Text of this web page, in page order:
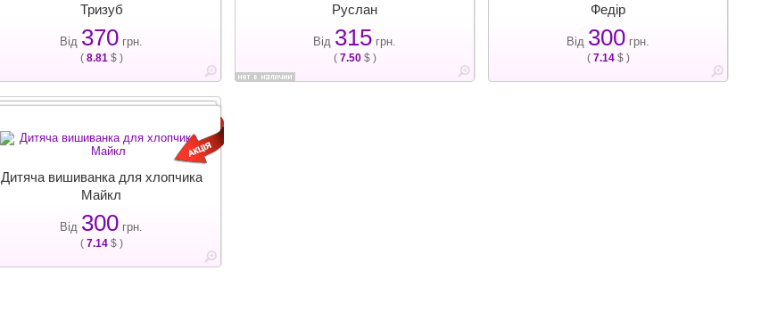
Тризуб
Від 370 грн.
( 8.81$ )
Руслан
Від 315 грн.
( 7.50$ )
Федір
Від 300 грн.
( 7.14$ )
Дитяча вишиванка для хлопчика
Майкл
Від 300 грн.
( 7.14$ )